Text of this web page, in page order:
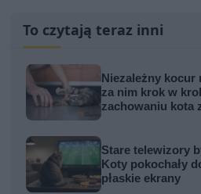
To czytają teraz inni
Niezależny kocur
za nim krok w
zachowaniu kota
Stare telewizory
Koty pokochały
płaskie ekrany